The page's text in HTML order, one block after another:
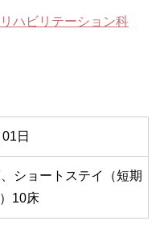
リハビリテーション科
日
ショートステイ（短期
10床